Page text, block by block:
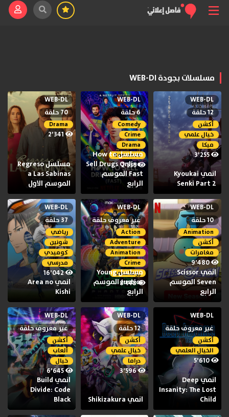
مسلسلات بجودة WEB-Dl
WEB-DL
12 حلقة
أكشن
خيال علمي
ميكا
انمي Kyoukai
Senki Part 2
WEB-DL
6 حلقة
Comedy
Crime
Drama
Romance
2٬535
مسلسل How to
Sell Drugs Online:
Fast الموسم
الرابع
WEB-DL
70 حلقة
Drama
2٬341
مسلسل Regreso
a Las Sabinas
الموسم الاول
WEB-DL
10 حلقة
Animation
أكشن
مغامرات
9٬480
انمي Scissor
Seven الموسم
الرابع
WEB-DL
غير معروف حلقة
Action
Adventure
Animation
Crime
رومانسي
8٬148
مسلسل Young
Justice الموسم
الرابع
WEB-DL
37 حلقة
رياضي
شونين
كوميدي
مدرسي
16٬042
انمي Area no
Kishi
WEB-DL
غير معروف حلقة
أكشن
الخيال العلمي
5٬610
انمي Deep
Insanity: The Lost
Child
WEB-DL
12 حلقة
أكشن
خيال علمي
دراما
3٬596
انمي Shikizakura
WEB-DL
غير معروف حلقة
أكشن
ألعاب
خيال
6٬645
انمي Build
Divide: Code
Black